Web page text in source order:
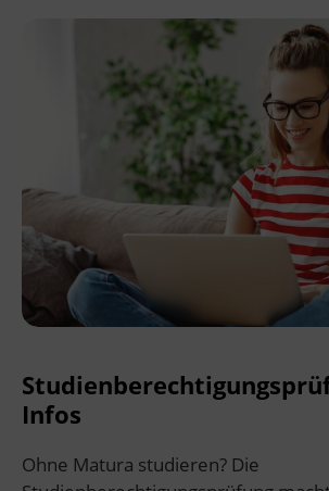
Infos
Ohne Matura studieren? Die